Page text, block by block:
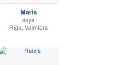
Māris
says
Rīga, Valmiera